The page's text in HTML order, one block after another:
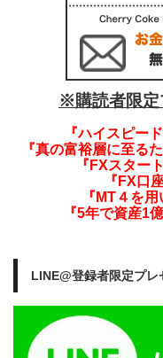
※購読者限定
『ハイスピー
『真の富裕層に至る
『FXスター
『FX口
『MT４を
『5年で資産1
LINE@登録者限定プレ